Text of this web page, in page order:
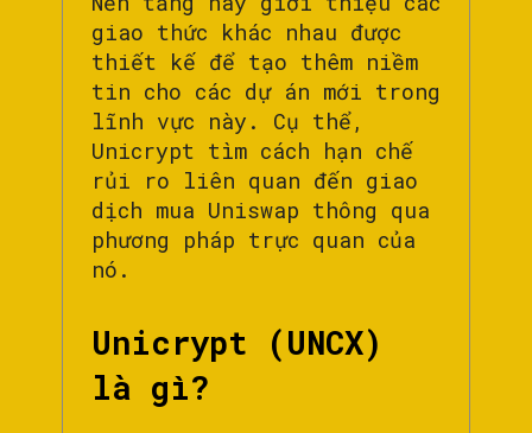
giao thức khác nhau được
thiết kế để tạo thêm niềm
tin cho các dự án mới trong
lĩnh vực này. Cụ thể,
Unicrypt tìm cách hạn chế
rủi ro liên quan đến giao
dịch mua Uniswap thông qua
phương pháp trực quan của
nó.
Unicrypt (UNCX)
là gì?